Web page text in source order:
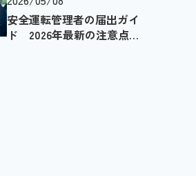
安全運転管理者の届出ガイ
ド 2026年最新の注意点と